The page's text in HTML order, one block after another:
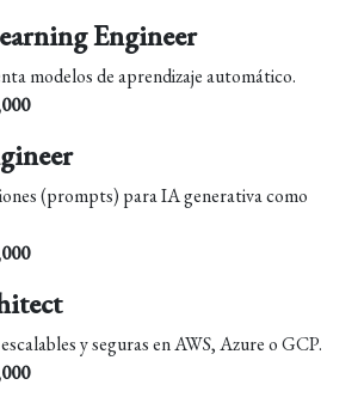
Engineer
modelos de aprendizaje automático.
(prompts) para IA generativa como
y seguras en AWS, Azure o GCP.